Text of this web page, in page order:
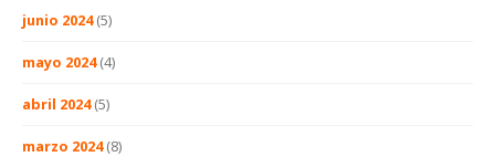
junio 2024(5)
mayo 2024(4)
abril 2024(5)
marzo 2024(8)